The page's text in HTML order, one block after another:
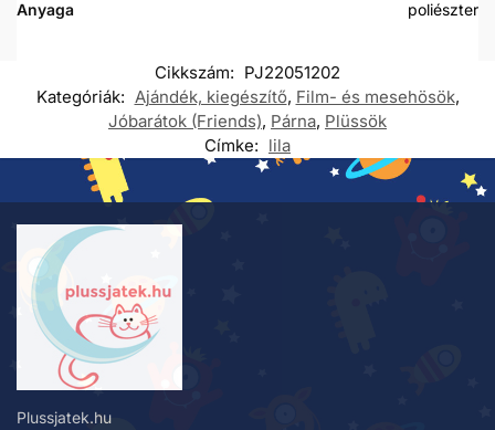
Anyaga poliészter
Cikkszám: PJ22051202
Kategóriák: Ajándék, kiegészítő, Film- és mesehösök,
Jóbarátok (Friends), Párna, Plüssök
Címke: lila
Plussjatek.hu